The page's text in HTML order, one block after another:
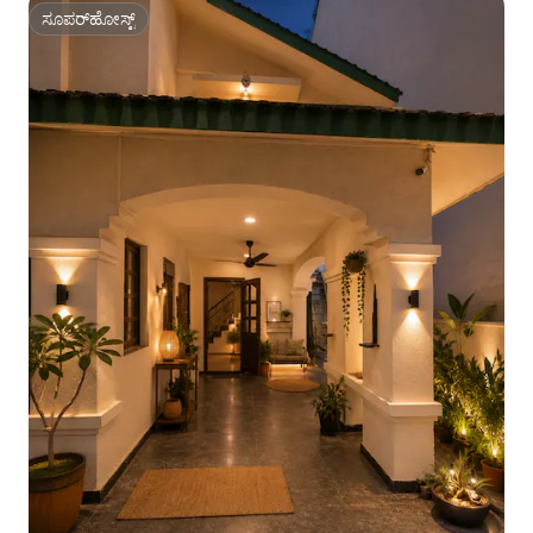
ಸೂಪರ್‌ಹೋಸ್ಟ್
ಸೂಪರ್‌ಹೋಸ್ಟ್